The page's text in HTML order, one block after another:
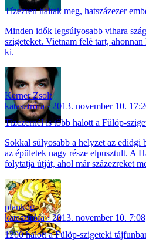
Tízezren haltak meg, hatszázezer
Minden idők legsúlyosabb vihara
szigeteket. Vietnam felé tart,
ki.
Kerner Zsolt
katasztrófa
2013. november 10.
Tízezernél is több halott a Fülöp-
Sokkal súlyosabb a helyzet az edidgi
az épületek nagy része elpusztult. A
folytatja útját, ahol már százezreket
plankog
katasztrófa
2013. november 10. 7:08
1200 halott a Fülöp-szigeteki